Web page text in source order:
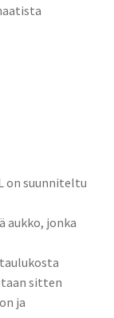
on suunniteltu
aukko, jonka
sitten
ja